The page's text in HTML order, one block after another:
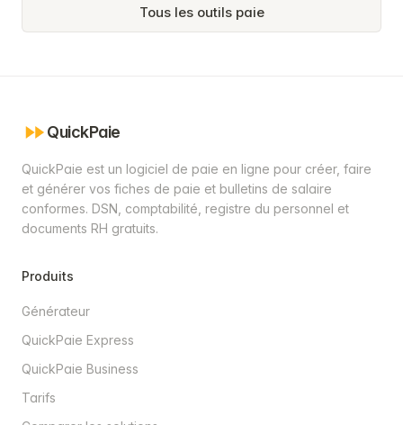
Tous les outils paie
QuickPaie
QuickPaie est un logiciel de paie en ligne pour créer, faire
et générer vos fiches de paie et bulletins de salaire
conformes. DSN, comptabilité, registre du personnel et
documents RH gratuits.
Produits
Générateur
QuickPaie Express
QuickPaie Business
Tarifs